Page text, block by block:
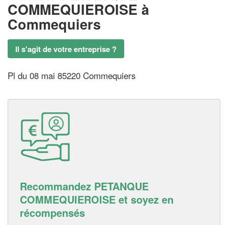
COMMEQUIEROISE à
Commequiers
Il s'agit de votre entreprise ?
Pl du 08 mai 85220 Commequiers
Recommandez PETANQUE
COMMEQUIEROISE et soyez en
récompensés